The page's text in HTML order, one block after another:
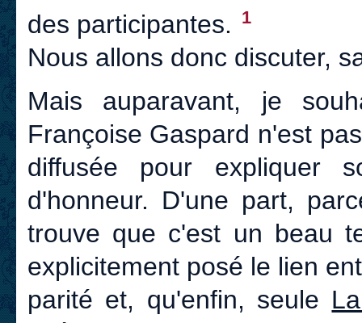
des participantes.
1
Nous allons donc discuter,
Mais auparavant, je
Françoise Gaspard n'est
diffusée pour expliquer
d'honneur. D'une part,
trouve que c'est un beau
explicitement posé le lien
parité et, qu'enfin, seule